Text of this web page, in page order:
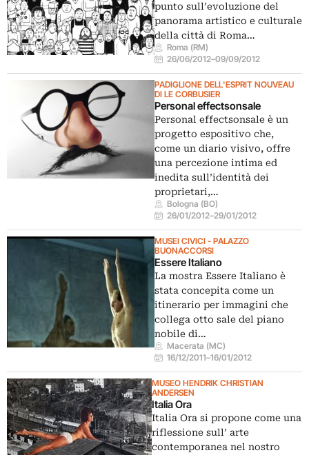
punto sull’evoluzione del
panorama artistico e culturale
della città di Roma…
Roma (RM)
26/06/2012–09/09/2012
PADIGLIONE DELL'ESPRIT NOUVEAU
DI LE CORBUSIER
Personal effectsonsale
Personal effectsonsale è un
progetto espositivo che,
come un diario visivo, offre
una percezione intima ed
inedita sull’identità dei
proprietari,…
Bologna (BO)
26/01/2012–29/01/2012
MUSEI CIVICI - PALAZZO
BUONACCORSI
Essere Italiano
La mostra Essere Italiano è
stata concepita come un
itinerario per immagini che
collega otto sale del piano
nobile di…
Macerata (MC)
16/12/2011–16/01/2012
MUSEO HENDRIK CHRISTIAN
ANDERSEN
Italia Ora
Italia Ora si propone come una
riflessione sull’ arte
contemporanea nel nostro